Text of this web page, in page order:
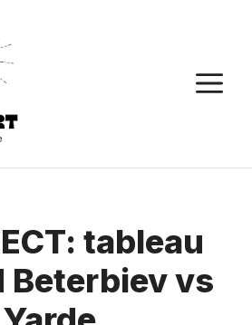
tableau
Beterbiev vs